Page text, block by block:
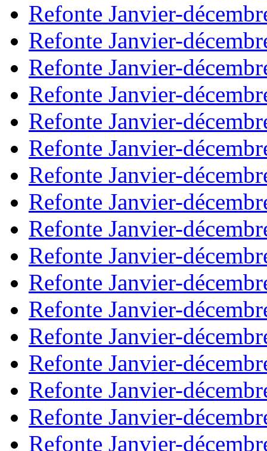
Refonte Janvier-
Refonte Janvier-
Refonte Janvier-
Refonte Janvier-
Refonte Janvier-
Refonte Janvier-
Refonte Janvier-
Refonte Janvier-
Refonte Janvier-
Refonte Janvier-
Refonte Janvier-
Refonte Janvier-
Refonte Janvier-
Refonte Janvier-
Refonte Janvier-
Refonte Janvier-
Refonte Janvier-